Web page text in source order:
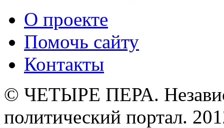
О проекте
Помочь сайту
Контакты
© ЧЕТЫРЕ ПЕРА.
политический портал.